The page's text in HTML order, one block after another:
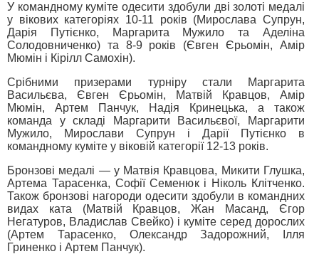
У командному куміте одесити здобули дві золоті медалі
у вікових категоріях 10-11 років (Мирослава Супрун,
Дарія Путієнко, Маргарита Мужило та Аделіна
Солодовниченко) та 8-9 років (Євген Єрьомін, Амір
Мюмін і Кірілл Самохін).
Срібними призерами турніру стали Маргарита
Васильєва, Євген Єрьомін, Матвій Кравцов, Амір
Мюмін, Артем Панчук, Надія Кринецька, а також
команда у складі Маргарити Васильєвої, Маргарити
Мужило, Мирослави Супрун і Дарії Путієнко в
командному куміте у віковій категорії 12-13 років.
Бронзові медалі — у Матвія Кравцова, Микити Глушка,
Артема Тарасенка, Софії Семенюк і Ніколь Клітченко.
Також бронзові нагороди одесити здобули в командних
видах ката (Матвій Кравцов, Жан Масанд, Єгор
Негатуров, Владислав Свейко) і куміте серед дорослих
(Артем Тарасенко, Олександр Задорожний, Ілля
Гриненко і Артем Панчук).